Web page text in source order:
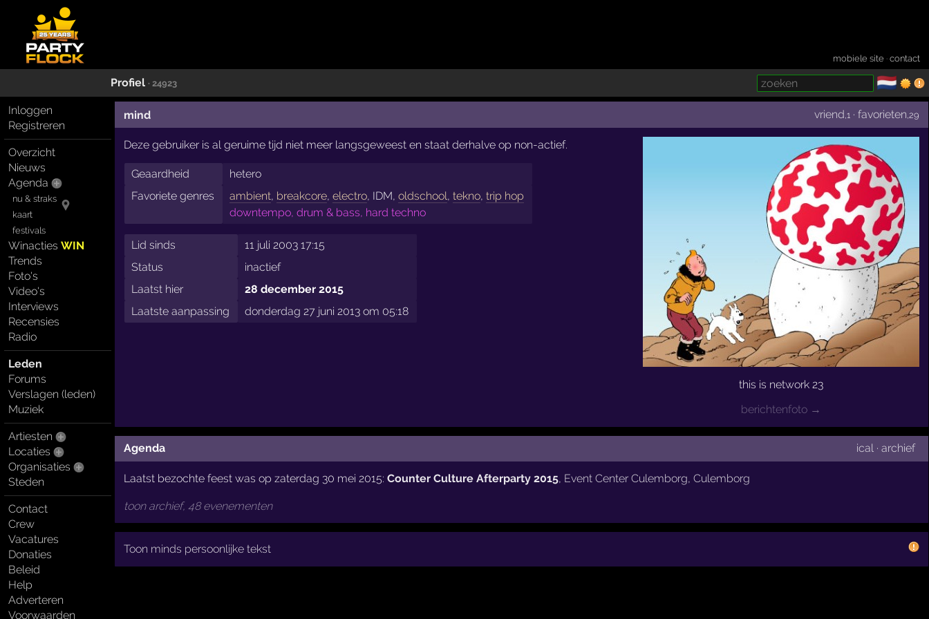
mobiele site ·contact
Profiel · 24923 🇳🇱
Inloggen
Registreren
Overzicht
Nieuws
Agenda
nu & straks
kaart
festivals
WinactiesWIN
Trends
Foto's
Video's
Interviews
Recensies
Radio
Leden
Forums
Verslagen (leden)
Muziek
Artiesten
Locaties
Organisaties
Steden
Contact
Crew
Vacatures
Donaties
Beleid
Help
Adverteren
Voorwaarden
mind vriend ,1 ·favorieten ,29
this is network 23
berichtenfoto →
Deze gebruiker is al geruime tijd niet meer langsgeweest en staat derhalve op non-actief.
Geaardheid
hetero
Favoriete genres
ambient, breakcore,electro, IDM,oldschool,tekno,trip hop
downtempo, drum & bass, hard techno
Lid sinds
11 juli 2003 17:15
Status
inactief
Laatst hier
28 december 2015
Laatste aanpassing
donderdag 27 juni 2013 om 05:18
Agenda ical· archief
Laatst bezochte feest was op zaterdag 30 mei 2015: Counter Culture Afterparty 2015, Event Center Culemborg, Culemborg
toon archief, 48 evenementen
Toon minds persoonlijke tekst